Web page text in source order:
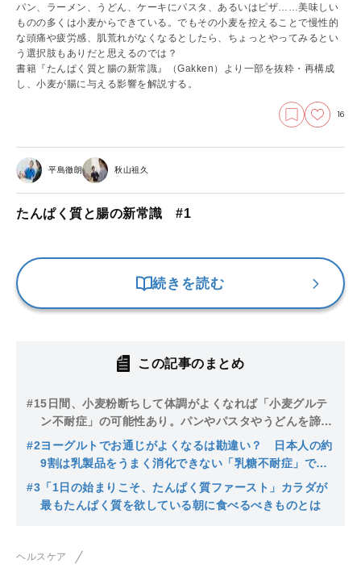
パン、ラーメン、うどん、ケーキにパスタ、あるいはピザ……美味しい
ものの多くは小麦からできている。でもその小麦を控えることで慢性的
な頭痛や疲労感、肌荒れがなくなるとしたら、ちょっとやってみるとい
う選択肢もありだと思えるのでは？
書籍『たんぱく質と腸の新常識』
（Gakken）より一部を抜粋・再構成
し、小麦が腸に与える影響を解説する。
16
平島徹朗 秋山祖久
たんぱく質と腸の新常識 #1
続きを読む
この記事のまとめ
#15日間、小麦粉断ちして体調がよくなれば「小麦グルテ
ン不耐症」の可能性あり。パンやパスタやうどんを諦め
ても代え難いグルテンフリーのメリットとは
#2ヨーグルトでお通じがよくなるは勘違い？ 日本人の約
9割は乳製品をうまく消化できない「乳糖不耐症」であ
るという衝撃の事実
#3 「1日の始まりこそ、たんぱく質ファースト」カラダが
最もたんぱく質を欲している朝に食べるべきものとは
ヘルスケア